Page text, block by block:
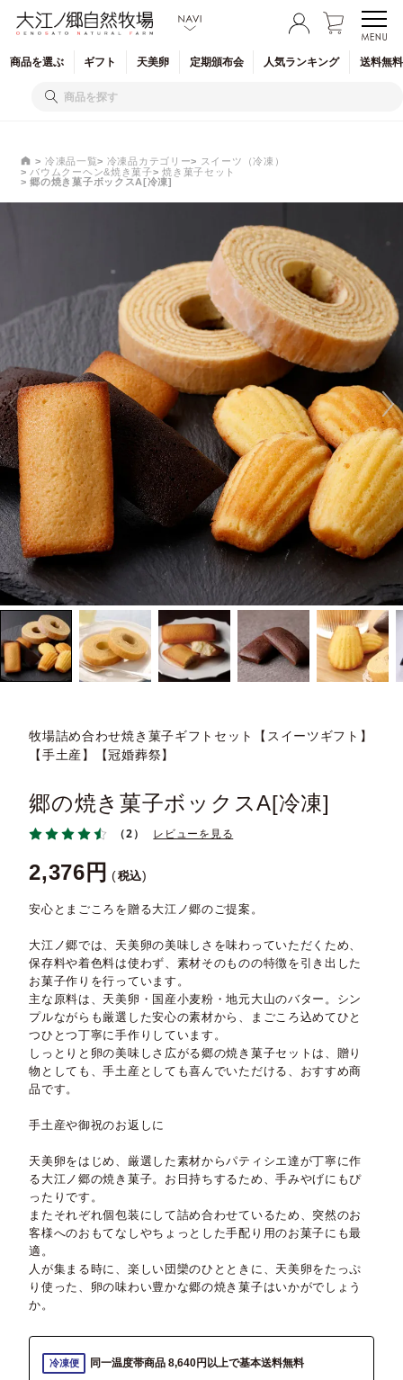
商品を選ぶ ギフト 天美卵 定期頒布会 人気ランキング 送料無
冷凍品一覧 冷凍品カテゴリー
スイーツ（冷凍）
バウムクーヘン&焼き菓子
焼き菓子セット
郷の焼き菓子ボックスA[冷凍]
牧場詰め合わせ焼き菓子ギフトセット【スイーツギフト】
【手土産】【冠婚葬祭】
郷の焼き菓子ボックスA[冷凍]
（2） レビューを見る
2,376 税込
安心とまごころを贈る大江ノ郷のご提案。
大江ノ郷では、天美卵の美味しさを味わっていただくため、
保存料や着色料は使わず、素材そのものの特徴を引き出した
お菓子作りを行っています。
主な原料は、天美卵・国産小麦粉・地元大山のバター。シン
プルながらも厳選した安心の素材から、まごころ込めてひと
つひとつ丁寧に手作りしています。
しっとりと卵の美味しさ広がる郷の焼き菓子セットは、贈り
物としても、手土産としても喜んでいただける、おすすめ商
品です。
手土産や御祝のお返しに
天美卵をはじめ、厳選した素材からパティシエ達が丁寧に作
る大江ノ郷の焼き菓子。お日持ちするため、手みやげにもぴ
ったりです。
またそれぞれ個包装にして詰め合わせているため、突然のお
客様へのおもてなしやちょっとした手配り用のお菓子にも最
適。
人が集まる時に、楽しい団欒のひとときに、天美卵をたっぷ
り使った、卵の味わい豊かな郷の焼き菓子はいかがでしょう
か。
冷凍便 同一温度帯商品 8,640円以上で基本送料無料